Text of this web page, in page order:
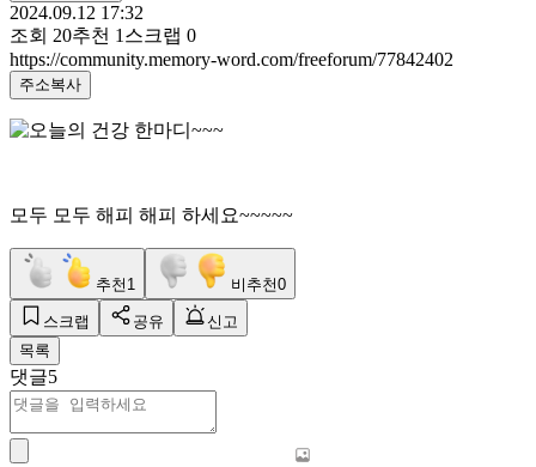
2024.09.12 17:32
조회 20추천 1 스크랩 0
https://community.memory-word.com/freeforum/77842402
주소복사
모두 모두 해피 해피 하세요~~~~~
추천 1 비추천0
스크랩 공유
신고
목록
댓글5